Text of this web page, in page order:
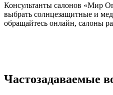
Консультанты салонов «Мир
выбрать солнцезащитные и
обращайтесь онлайн, салоны
Частозадаваемые